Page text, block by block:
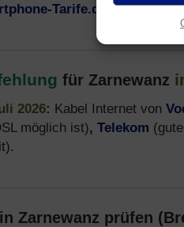
Tarife.de
für Zarnewanz
2026: Kabel Internet von
möglich ist), Telekom
in Zarnewanz prüfen